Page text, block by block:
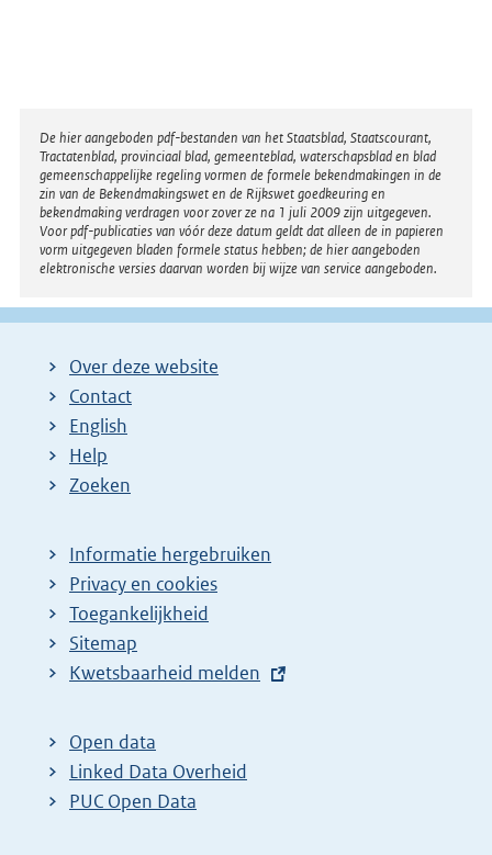
Disclaimer
De hier aangeboden pdf-bestanden van het Staatsblad, Staatscourant,
Tractatenblad, provinciaal blad, gemeenteblad, waterschapsblad en blad
gemeenschappelijke regeling vormen de formele bekendmakingen in de
zin van de Bekendmakingswet en de Rijkswet goedkeuring en
bekendmaking verdragen voor zover ze na 1 juli 2009 zijn uitgegeven.
Voor pdf-publicaties van vóór deze datum geldt dat alleen de in papieren
vorm uitgegeven bladen formele status hebben; de hier aangeboden
elektronische versies daarvan worden bij wijze van service aangeboden.
Over deze website
Contact
English
Help
Zoeken
Informatie hergebruiken
Privacy en cookies
Toegankelijkheid
Sitemap
E
t
e
r
Kwetsbaarheid melden
Open data
Linked Data Overheid
PUC Open Data